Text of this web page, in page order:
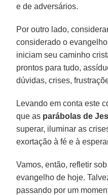
e de adversários.
Por outro lado,
considerado o
iniciam seu caminho
prontos para tudo,
dúvidas, crises,
Levando em conta este
que as parábolas de
superar, iluminar as
exortação à fé e à
Vamos, então, refletir
evangelho de hoje.
passando por um